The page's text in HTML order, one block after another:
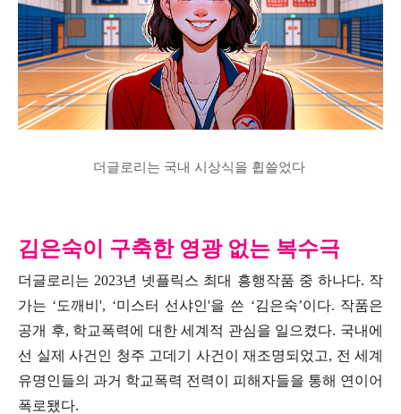
더글로리는 국내 시상식을 휩쓸었다
김은숙이 구축한 영광 없는 복수극
더글로리는 2023년 넷플릭스 최대 흥행작품 중 하나다. 작
가는 ‘도깨비', ‘미스터 선샤인'을 쓴 ‘김은숙’이다. 작품은
공개 후, 학교폭력에 대한 세계적 관심을 일으켰다. 국내에
선 실제 사건인 청주 고데기 사건이 재조명되었고, 전 세계
유명인들의 과거 학교폭력 전력이 피해자들을 통해 연이어
폭로됐다.